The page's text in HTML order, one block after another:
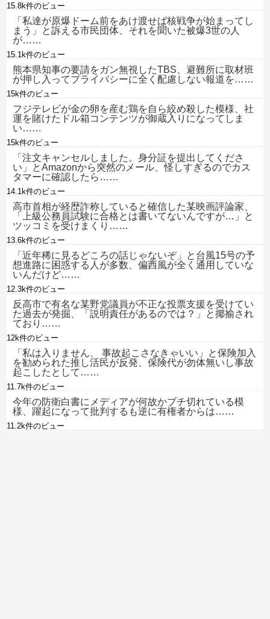
15.8k件のビュー
「私達が原爆ドーム前をあけ渡せば核戦争が始まってし
まう」と訴える市民団体、それを聞いた被爆3世の人
が……
15.1k件のビュー
熊本県知事の要請をガン無視したTBS、避難所に取材班
が押し入ってプライバシーに全く配慮しない報道を……
15k件のビュー
フジテレビが金の卵を産む鶏を自ら絞め殺した模様、社
運を賭けたドル箱コンテンツが御蔵入りになってしま
い……
15k件のビュー
「注文キャンセルしました。身分証を提出してくださ
い」とAmazonから突然のメール、怪しすぎるのでカス
タマーに確認したら……
14.1k件のビュー
高市首相が経歴詐称していると確信した某映画評論家、
「上級公務員試験に合格とは書いてないんですが…」と
ツッコミを受けまくり……
13.6k件のビュー
「近年稀に見るどころの話じゃないぞ」と台風15号の予
想進路に困惑する人が多数、偏西風が全く通用していな
いんだけど……
12.3k件のビュー
反高市で有名な某野党議員が不正な投票支援を受けてい
た過去が発掘、「説明責任があるのでは？」と揶揄され
ており……
12k件のビュー
「私は入りません、 事故起こさなきゃいい」と保険加入
を勧められた推し活民が反発、保険代が勿体無いし事故
起こしたとして……
11.7k件のビュー
今年の防衛白書にメディアが何故かブチ切れている模
様、躍起になって批判するも逆に有権者からは……
11.2k件のビュー